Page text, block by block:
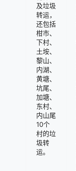
及垃圾
转运，
还包括
柑市、
下村、
土垵、
黎山、
内湖、
黄塘、
坑尾、
加塘、
东村、
内山尾
10个
村的垃
圾转
运。